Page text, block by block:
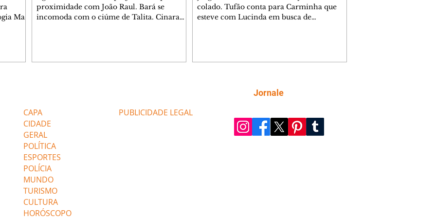
Mau
proximidade com João Raul. Bará se
incomoda com o ciúme de Talita. Cinara
ajudar João Raul sem prejudicar a amiga.
colado. Tufão conta para Carminha que
esteve com Lucinda em busca de
Verônica e Noêmia perseguem Cadinho na
fugir da praia
CAPA
CIDADE
GERAL
POLÍTICA
ESPORTES
POLÍCIA
MUNDO
TURISMO
CULTURA
HORÓSCOPO
PUBLICIDADE LEGAL
Jornale